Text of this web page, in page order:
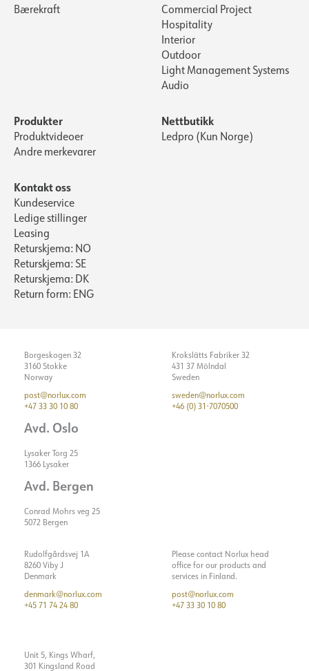
Bærekraft
Commercial Project
Hospitality
Interior
Outdoor
Light Management Systems
Audio
Produkter
Produktvideoer
Andre merkevarer
Nettbutikk
Ledpro (Kun Norge)
Kontakt oss
Kundeservice
Ledige stillinger
Leasing
Returskjema: NO
Returskjema: SE
Returskjema: DK
Return form: ENG
Borgeskogen 32
3160 Stokke
Norway
post@norlux.com
+47 33 30 10 80
Avd. Oslo
Lysaker Torg 25
1366 Lysaker
Avd. Bergen
Conrad Mohrs veg 25
5072 Bergen
Krokslätts Fabriker 32
431 37 Mölndal
Sweden
sweden@norlux.com
+46 (0) 31-7070500
Rudolfgårdsvej 1A
8260 Viby J
Denmark
denmark@norlux.com
+45 71 74 24 80
Please contact Norlux head
office for our products and
services in Finland.
post@norlux.com
+47 33 30 10 80
Unit 5, Kings Wharf,
301 Kingsland Road